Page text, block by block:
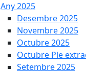
Any 2025
Desembre 2025
Novembre 2025
Octubre 2025
Octubre Ple
Setembre 2025